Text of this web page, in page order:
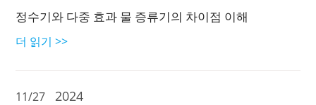
정수기와 다중 효과 물 증류기의 차이점 이해
더 읽기 >>
11/27 2024